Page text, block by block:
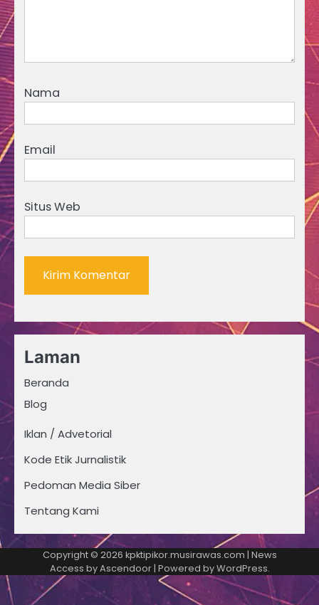
Nama
Email
Situs Web
Laman
Beranda
Blog
Iklan / Advetorial
Kode Etik Jurnalistik
Pedoman Media Siber
Tentang Kami
Copyright © 2026 kpktipikor.musirawas.com | News
Access byAscendoor| Powered byWordPress.